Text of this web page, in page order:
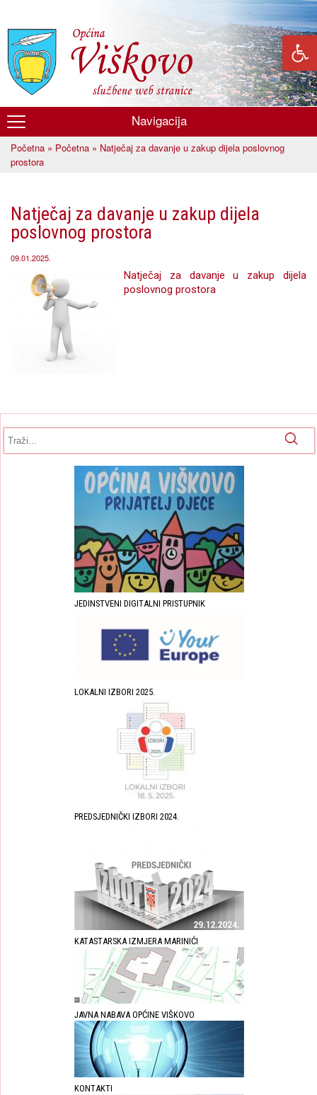
glavni
sadržaj
Općina
Viškovo
Navigacija
Vi ste ovdje
Početna » Početna » Natječaj za davanje u zakup dijela poslovnog
prostora
Natječaj za davanje u zakup dijela
poslovnog prostora
09.01.2025.
Natječaj za davanje u zakup dijela
poslovnog prostora
JEDINSTVENI DIGITALNI PRISTUPNIK
LOKALNI IZBORI 2025.
PREDSJEDNIČKI IZBORI 2024.
KATASTARSKA IZMJERA MARINIĆI
JAVNA NABAVA OPĆINE VIŠKOVO
KONTAKTI